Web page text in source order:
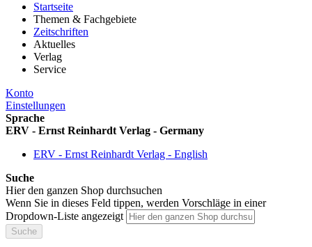
Startseite
Themen & Fachgebiete
Zeitschriften
Aktuelles
Verlag
Service
Konto
Einstellungen
Sprache
ERV - Ernst Reinhardt Verlag - Germany
ERV - Ernst Reinhardt Verlag - English
Suche
Hier den ganzen Shop durchsuchen
Wenn Sie in dieses Feld tippen, werden Vorschläge in einer
Dropdown-Liste angezeigt
Suche